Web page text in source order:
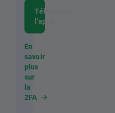
Télécharger
l’appli
En
savoir
plus
sur
la
2FA